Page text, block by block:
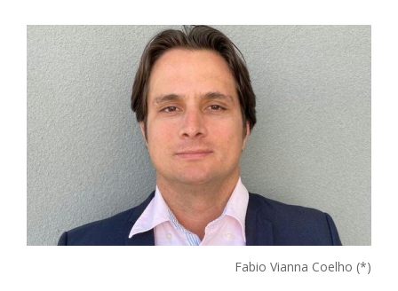
Fabio Vianna Coelho (*)